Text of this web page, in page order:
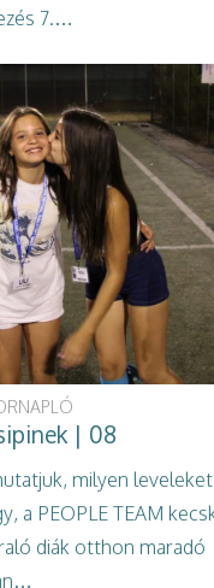
7.…
| 08
milyen leveleket
a PEOPLE TEAM
diák otthon maradó